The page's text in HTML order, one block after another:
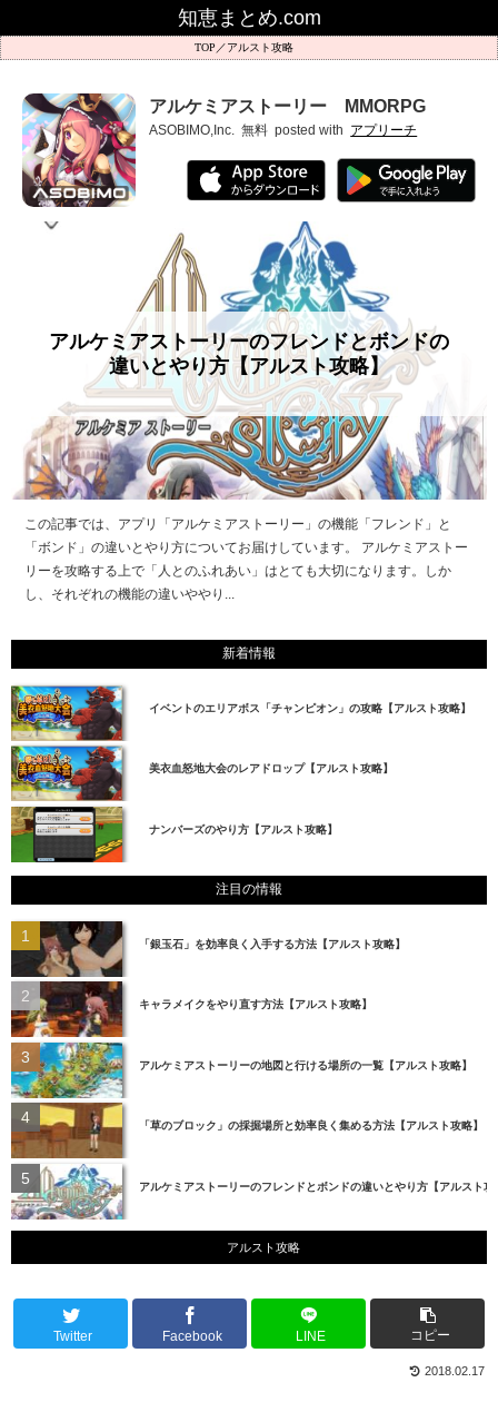
知恵まとめ.com
アルスト攻略
アルケミアストーリー MMORPG
ASOBIMO,Inc. 無料 posted with アプリーチ
アルケミアストーリーのフレンドとボンドの
違いとやり方【アルスト攻略】
この記事では、アプリ「アルケミアストーリー」の機能「フレンド」と
「ボンド」の違いとやり方についてお届けしています。 アルケミアストー
リーを攻略する上で「人とのふれあい」はとても大切になります。しか
し、それぞれの機能の違いややり...
新着情報
イベントのエリアボス「チャンピオン」の攻略【アルスト攻略】
美衣血怒地大会のレアドロップ【アルスト攻略】
ナンバーズのやり方【アルスト攻略】
注目の情報
「銀玉石」を効率良く入手する方法【アルスト攻略】
キャラメイクをやり直す方法【アルスト攻略】
アルケミアストーリーの地図と行ける場所の一覧【アルスト攻略】
「草のブロック」の採掘場所と効率良く集める方法【アルスト攻略】
アルケミアストーリーのフレンドとボンドの違いとやり方【アルスト攻
アルスト攻略
Twitter Facebook LINE コピー
2018.02.17